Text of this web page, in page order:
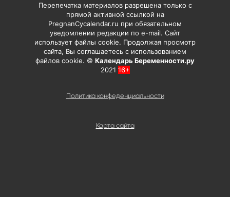
Карта сайта
Перепечатка материалов разрешена только с
прямой активной ссылкой на
PregnanCycalendar.ru при обязательном
уведомлении редакции по e-mail. Сайт
использует файлы cookie. Продолжая просмотр
сайта, Вы соглашаетесь с использованием
файлов cookie. © Календарь Беременности.ру
2021 16+
Политика конфеденциальности